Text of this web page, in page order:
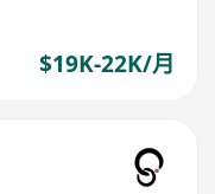
$19K-22K/月